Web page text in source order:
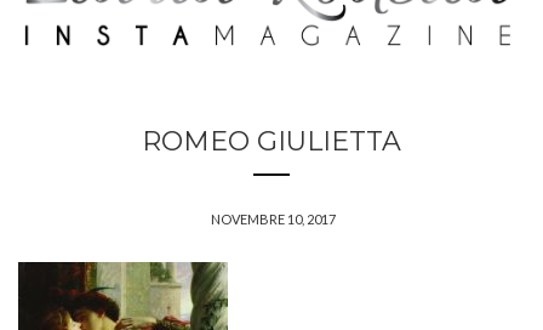
ROMEO GIULIETTA
NOVEMBRE 10, 2017